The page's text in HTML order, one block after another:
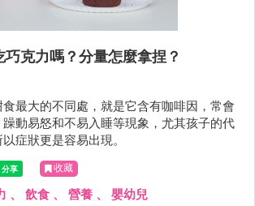
克力嗎？分量怎麼拿捏？
最大的不同處，就是它含有咖啡因，常會
動易怒和不易入睡等現象，尤其孩子的代
症狀更是容易出現。
收藏
、 飲食 、 營養 、 嬰幼兒